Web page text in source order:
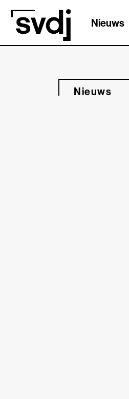
Naar hoofdinhoud
Nieuws
Nieuws